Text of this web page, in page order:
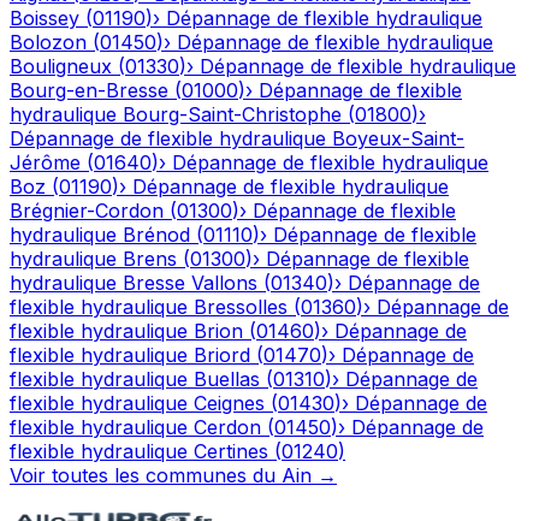
Boissey (01190)› Dépannage de flexible hydraulique
Bolozon (01450)› Dépannage de flexible hydraulique
Bouligneux (01330)› Dépannage de flexible hydraulique
Bourg-en-Bresse (01000)› Dépannage de flexible
hydraulique Bourg-Saint-Christophe (01800)›
Dépannage de flexible hydraulique Boyeux-Saint-
Jérôme (01640)› Dépannage de flexible hydraulique
Boz (01190)› Dépannage de flexible hydraulique
Brégnier-Cordon (01300)› Dépannage de flexible
hydraulique Brénod (01110)› Dépannage de flexible
hydraulique Brens (01300)› Dépannage de flexible
hydraulique Bresse Vallons (01340)› Dépannage de
flexible hydraulique Bressolles (01360)› Dépannage de
flexible hydraulique Brion (01460)› Dépannage de
flexible hydraulique Briord (01470)› Dépannage de
flexible hydraulique Buellas (01310)› Dépannage de
flexible hydraulique Ceignes (01430)› Dépannage de
flexible hydraulique Cerdon (01450)› Dépannage de
flexible hydraulique Certines (01240)
Voir toutes les communes du Ain →